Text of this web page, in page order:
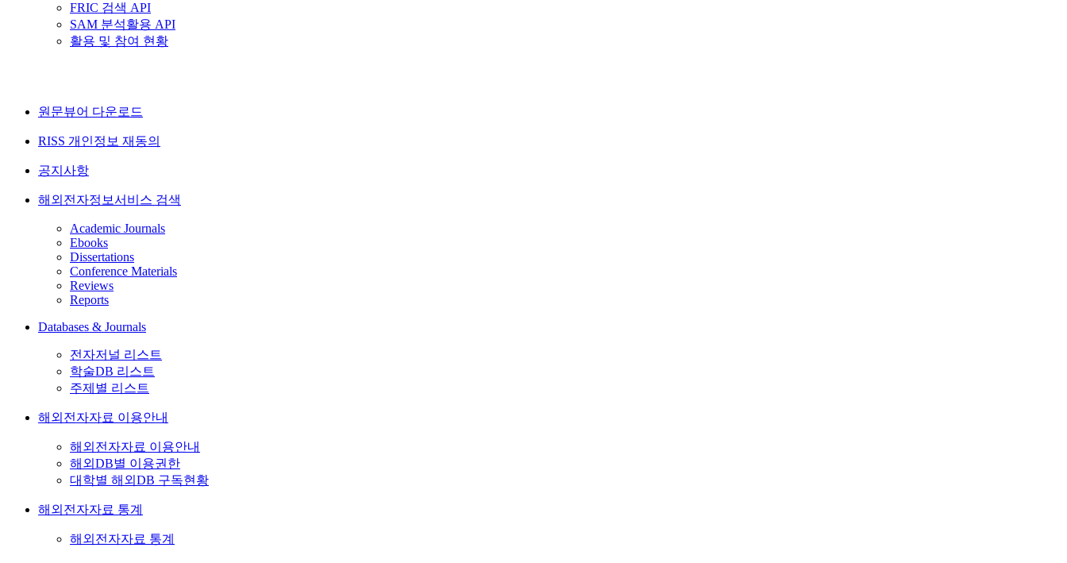
FRIC 검색 API
SAM 분석활용 API
활용 및 참여 현황
원문뷰어 다운로드
RISS 개인정보 재동의
공지사항
해외전자정보서비스 검색
Academic Journals
Ebooks
Dissertations
Conference Materials
Reviews
Reports
Databases & Journals
전자저널 리스트
학술DB 리스트
주제별 리스트
해외전자자료 이용안내
해외전자자료 이용안내
해외DB별 이용권한
대학별 해외DB 구독현황
해외전자자료 통계
해외전자자료 통계